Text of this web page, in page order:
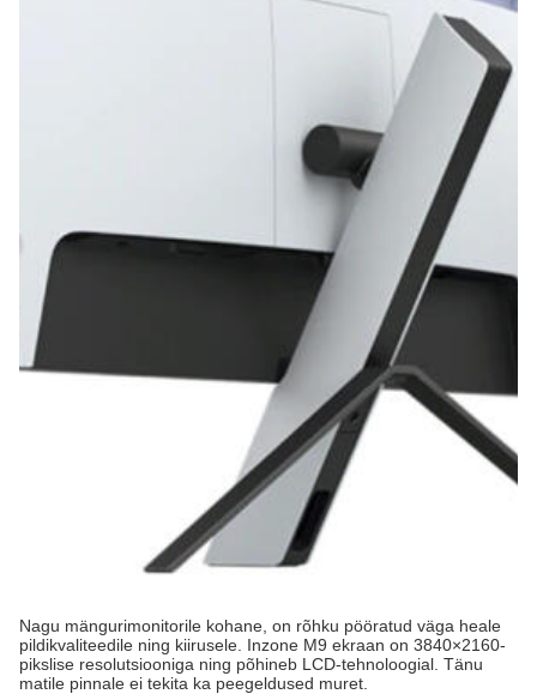
Nagu mängurimonitorile kohane, on rõhku pööratud väga heale
pildikvaliteedile ning kiirusele. Inzone M9 ekraan on 3840×2160-
pikslise resolutsiooniga ning põhineb LCD-tehnoloogial. Tänu
matile pinnale ei tekita ka peegeldused muret.